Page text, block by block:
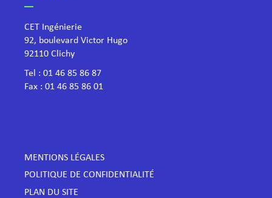
CET Ingénierie
92, boulevard Victor Hugo
​92110 Clichy
Tel : 01 46 85 86 87
Fax : 01 46 85 86 01
MENTIONS LÉGALES
POLITIQUE DE CONFIDENTIALITÉ
PLAN DU SITE